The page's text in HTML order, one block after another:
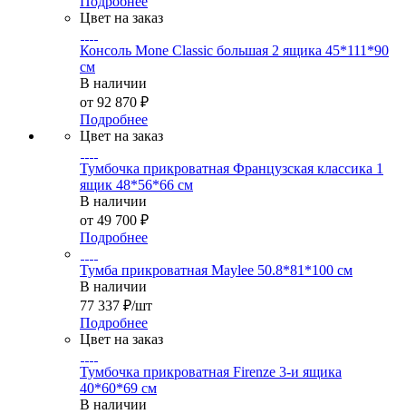
Цвет на заказ
Консоль Mone Classic большая 2 ящика 45*111*90
см
В наличии
от 92 870 ₽
Подробнее
Цвет на заказ
Тумбочка прикроватная Французская классика 1
ящик 48*56*66 см
В наличии
от 49 700 ₽
Подробнее
Тумба прикроватная Maylee 50.8*81*100 см
В наличии
77 337 ₽/шт
Подробнее
Цвет на заказ
Тумбочка прикроватная Firenze 3-и ящика
40*60*69 см
В наличии